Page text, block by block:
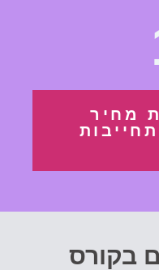
מחיר
בקורס